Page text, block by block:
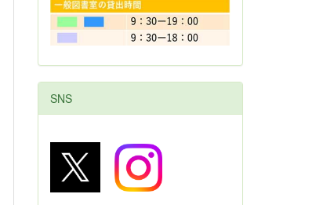
SNS